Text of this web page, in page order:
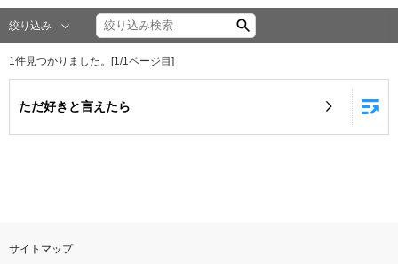
ユーザー検索
お知らせ
絞り込み
1 件見つかりました。[1 /1 ページ目]
ただ好きと言えたら
サイトマップ